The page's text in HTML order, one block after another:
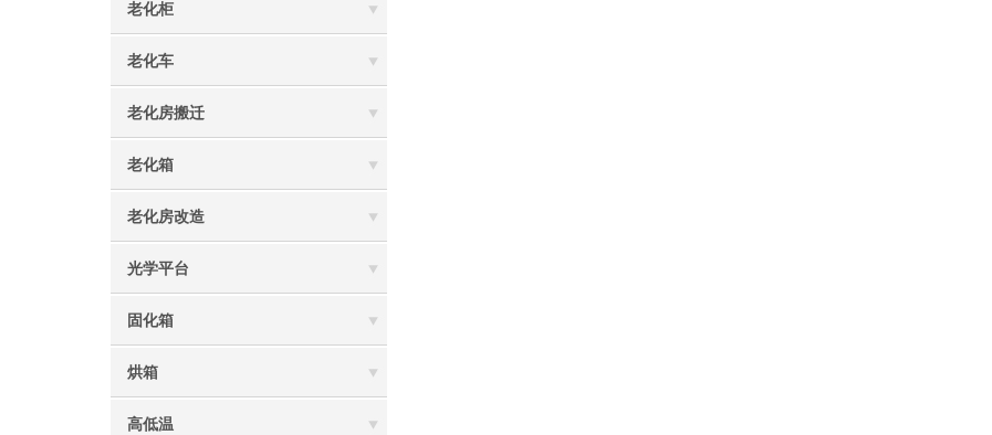
老化柜
老化车
老化房搬迁
老化箱
老化房改造
光学平台
固化箱
烘箱
高低温